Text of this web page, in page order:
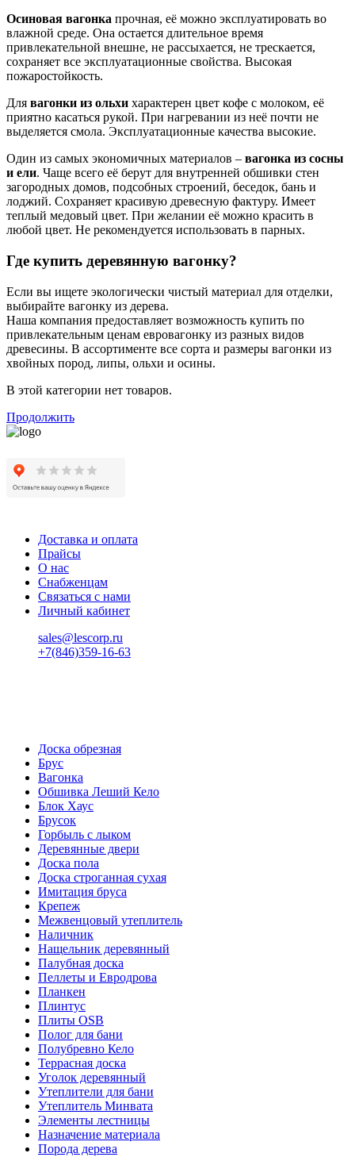
Осиновая вагонка прочная, её можно эксплуатировать во
влажной среде. Она остается длительное время
привлекательной внешне, не рассыхается, не трескается,
сохраняет все эксплуатационные свойства. Высокая
пожаростойкость.
Для вагонки из ольхи характерен цвет кофе с молоком, её
приятно касаться рукой. При нагревании из неё почти не
выделяется смола. Эксплуатационные качества высокие.
Один из самых экономичных материалов – вагонка из сосны
и ели. Чаще всего её берут для внутренней обшивки стен
загородных домов, подсобных строений, беседок, бань и
лоджий. Сохраняет красивую древесную фактуру. Имеет
теплый медовый цвет. При желании её можно красить в
любой цвет. Не рекомендуется использовать в парных.
Где купить деревянную вагонку?
Если вы ищете экологически чистый материал для отделки,
выбирайте вагонку из дерева.
Наша компания предоставляет возможность купить по
привлекательным ценам евровагонку из разных видов
древесины. В ассортименте все сорта и размеры вагонки из
хвойных пород, липы, ольхи и осины.
В этой категории нет товаров.
Продолжить
Доставка и оплата
Прайсы
О нас
Снабженцам
Связаться с нами
Личный кабинет
sales@lescorp.ru
+7(846)359-16-63
Доска обрезная
Брус
Вагонка
Обшивка Леший Кело
Блок Хаус
Брусок
Горбыль с лыком
Деревянные двери
Доска пола
Доска строганная сухая
Имитация бруса
Крепеж
Межвенцовый утеплитель
Наличник
Нащельник деревянный
Палубная доска
Пеллеты и Евродрова
Планкен
Плинтус
Плиты OSB
Полог для бани
Полубревно Кело
Террасная доска
Уголок деревянный
Утеплители для бани
Утеплитель Минвата
Элементы лестницы
Назначение материала
Порода дерева